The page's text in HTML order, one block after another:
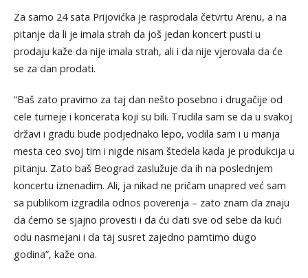
Za samo 24 sata Prijovićka je rasprodala četvrtu Arenu, a na
pitanje da li je imala strah da još jedan koncert pusti u
prodaju kaže da nije imala strah, ali i da nije vjerovala da će
se za dan prodati.
“Baš zato pravimo za taj dan nešto posebno i drugačije od
cele turneje i koncerata koji su bili. Trudila sam se da u svakoj
državi i gradu bude podjednako lepo, vodila sam i u manja
mesta ceo svoj tim i nigde nisam štedela kada je produkcija u
pitanju. Zato baš Beograd zaslužuje da ih na poslednjem
koncertu iznenadim. Ali, ja nikad ne pričam unapred već sam
sa publikom izgradila odnos poverenja – zato znam da znaju
da ćemo se sjajno provesti i da ću dati sve od sebe da kući
odu nasmejani i da taj susret zajedno pamtimo dugo
godina”, kaže ona.